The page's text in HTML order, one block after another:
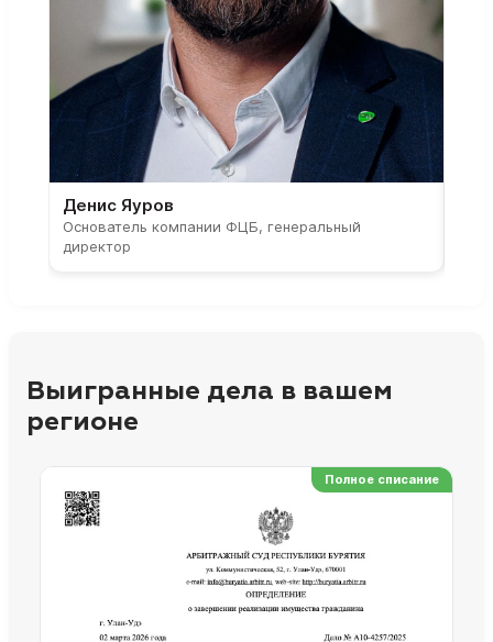
Денис Яуров
Основатель компании ФЦБ, генеральный
директор
Выигранные дела в вашем
регионе
Полное списание